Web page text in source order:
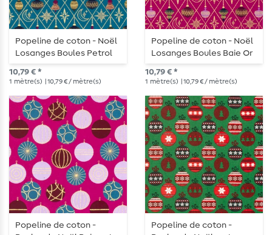
Popeline de coton - Noël
Losanges Boules Petrol
Or
10,79 € *
1 mètre(s) | 10,79 € / mètre(s)
Popeline de coton - Noël
Losanges Boules Baie Or
10,79 € *
1 mètre(s) | 10,79 € / mètre(s)
Popeline de coton -
Popeline de coton -